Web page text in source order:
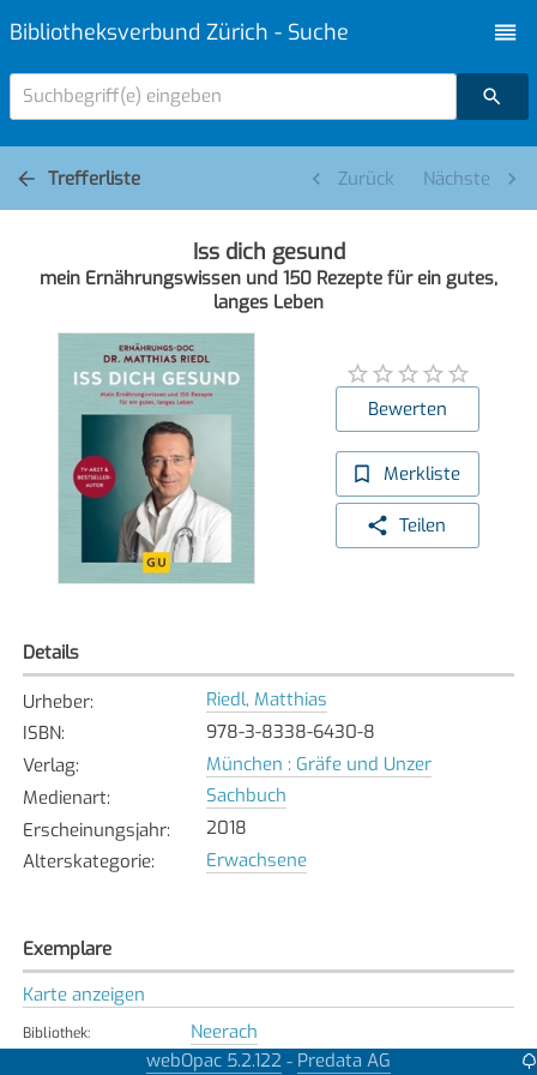
Bibliotheksverbund Zürich - Suche
Suchbegriff(e) eingeben
Trefferliste Zurück Nächste
Iss dich gesund
mein Ernährungswissen und 150 Rezepte für ein gutes,
langes Leben
Bewerten
Merkliste
Teilen
Details
Urheber:
Riedl, Matthias
ISBN:
978-3-8338-6430-8
Verlag:
München : Gräfe und Unzer
Medienart:
Sachbuch
Erscheinungsjahr:
2018
Alterskategorie: Erwachsene
Exemplare
Karte anzeigen
Bibliothek: Neerach
Verfügbar
webOpac 5.2.122 - Predata AG